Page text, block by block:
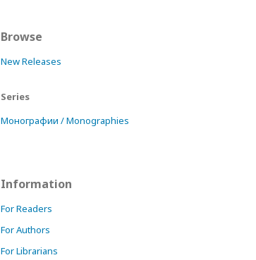
Browse
New Releases
Series
Монографии / Monographies
Information
For Readers
For Authors
For Librarians